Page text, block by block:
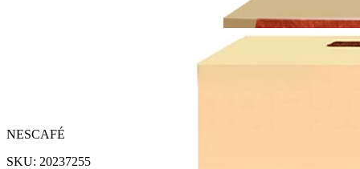
NESCAFÉ
SKU: 20237255